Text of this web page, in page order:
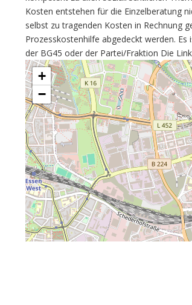
Kosten entstehen für die Einzelberatung
selbst zu tragenden Kosten in Rechnung
Prozesskostenhilfe abgedeckt werden.
der BG45 oder der Partei/Fraktion Die
+
−